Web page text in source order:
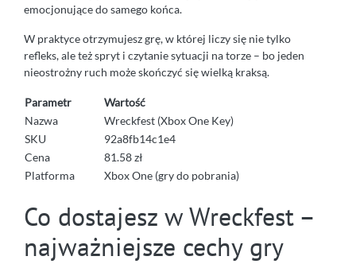
emocjonujące do samego końca.
W praktyce otrzymujesz grę, w której liczy się nie tylko
refleks, ale też spryt i czytanie sytuacji na torze – bo jeden
nieostrożny ruch może skończyć się wielką kraksą.
Parametr
Wartość
Nazwa
Wreckfest (Xbox One Key)
SKU
92a8fb14c1e4
Cena
81.58 zł
Platforma
Xbox One (gry do pobrania)
Co dostajesz w Wreckfest –
najważniejsze cechy gry